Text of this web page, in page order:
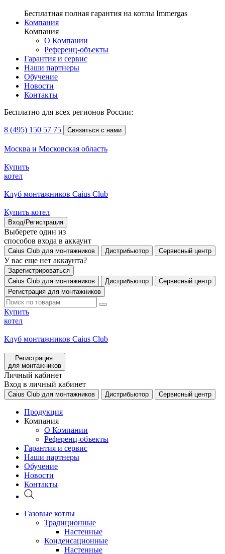
Бесплатная полная гарантия на котлы Immergas
Компания
Компания
О Компании
Референц-объекты
Гарантия и сервис
Наши партнеры
Обучение
Новости
Контакты
Бесплатно для всех регионов России:
8 (495) 150 57 75 Связаться с нами
Москва и Московская область
Купить
котел
Клуб монтажников Caius Club
Купить котел
Вход/Регистрация
Выберете один из
способов входа в аккаунт
Caius Club для монтажников Дистрибьютор Сервисный центр
У вас еще нет аккаунта?
Зарегистрироваться
Caius Club для монтажников
Дистрибьютор
Сервисный центр
Регистрация для монтажников
Купить
котел
Клуб монтажников Caius Club
Регистрация
для монтажников
Личный кабинет
Вход в личный кабинет
Caius Club для монтажников Дистрибьютор Сервисный центр
Продукция
Компания
О Компании
Референц-объекты
Гарантия и сервис
Наши партнеры
Обучение
Новости
Контакты
Газовые котлы
Традиционные
Настенные
Конденсационные
Настенные